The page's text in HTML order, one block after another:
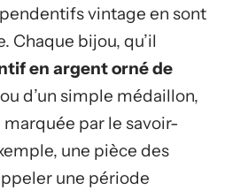
vintage en sont
Chaque bijou, qu’il
en argent orné de
ou d’un simple médaillon,
par le savoir-
une pièce des
une période